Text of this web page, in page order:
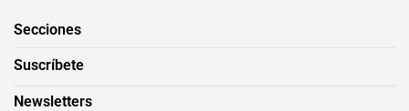
Secciones
Suscríbete
Newsletters